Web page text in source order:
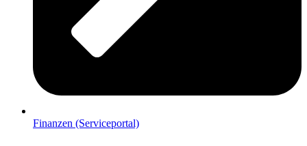
Finanzen (Serviceportal)